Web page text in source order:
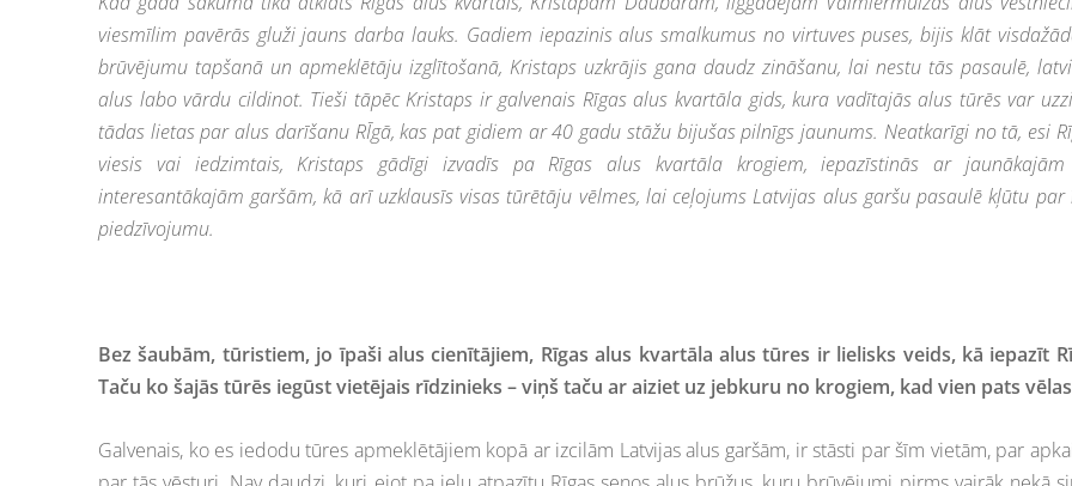
viesmīlim pavērās gluži jauns darba lauks. Gadiem iepazinis alus smalkumus no virtuves puses, bijis klāt
brūvējumu tapšanā un apmeklētāju izglītošanā, Kristaps uzkrājis gana daudz zināšanu, lai nestu tās pasaulē,
alus labo vārdu cildinot. Tieši tāpēc Kristaps ir galvenais Rīgas alus kvartāla gids, kura vadītajās alus tūrēs var
tādas lietas par alus darīšanu RĪgā, kas pat gidiem ar 40 gadu stāžu bijušas pilnīgs jaunums. Neatkarīgi no tā, esi
viesis vai iedzimtais, Kristaps gādīgi izvadīs pa Rīgas alus kvartāla krogiem, iepazīstinās ar
interesantākajām garšām, kā arī uzklausīs visas tūrētāju vēlmes, lai ceļojums Latvijas alus garšu pasaulē kļūtu par
piedzīvojumu.
Bez šaubām, tūristiem, jo īpaši alus cienītājiem, Rīgas alus kvartāla alus tūres ir lielisks veids, kā iepazīt
Taču ko šajās tūrēs iegūst vietējais rīdzinieks – viņš taču ar aiziet uz jebkuru no krogiem, kad vien pats
Galvenais, ko es iedodu tūres apmeklētājiem kopā ar izcilām Latvijas alus garšām, ir stāsti par šīm vietām, par